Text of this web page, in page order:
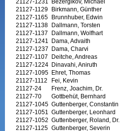
21127-1129 Birkmann, Günther
21127-1165 Brunnhuber, Edwin
21127-1138 Dallmann, Torsten
21127-1137
Dallmann, Wolfhart
21127-1241
Dama, Advaith
21127-1237 Dama, Charvi
21127-1107
Deitche, Andreas
21127-1224 Dinavahi, Aniruth
21127-1095 Ehret, Thomas
21127-1112
Fei, Kevin
21127-24
Frenz, Joachim, Dr.
21127-70
Gottbehüt, Bernhard
21127-1045 Guttenberger, Constantin
21127-1051
Guttenberger, Leonhard
21127-1052 Guttenberger, Roland, Dr.
21127-1125 Guttenberger, Severin